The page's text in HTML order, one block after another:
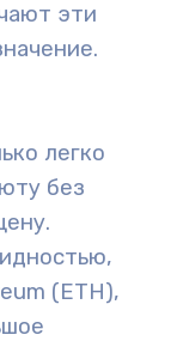
эти
легко
без
(ETH),